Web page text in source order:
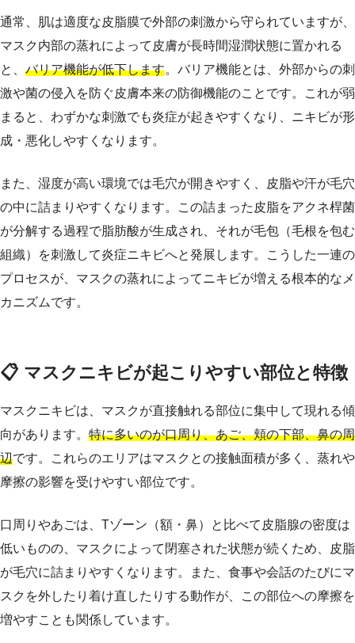
通常、肌は適度な皮脂膜で外部の刺激から守られていますが、
マスク内部の蒸れによって皮膚が長時間湿潤状態に置かれる
と、 バリア機能が低下します。バリア機能とは、外部からの刺
激や菌の侵入を防ぐ皮膚本来の防御機能のことです。これが弱
まると、わずかな刺激でも炎症が起きやすくなり、ニキビが形
成・悪化しやすくなります。
また、湿度が高い環境では毛穴が開きやすく、皮脂や汗が毛穴
の中に詰まりやすくなります。この詰まった皮脂をアクネ桿菌
が分解する過程で脂肪酸が生成され、それが毛包（毛根を包む
組織）を刺激して炎症ニキビへと発展します。こうした一連の
プロセスが、マスクの蒸れによってニキビが増える根本的なメ
カニズムです。
📋 マスクニキビが起こりやすい部位と特徴
マスクニキビは、マスクが直接触れる部位に集中して現れる傾
向があります。 特に多いのが口周り、あご、頬の下部、鼻の周
辺です。これらのエリアはマスクとの接触面積が多く、蒸れや
摩擦の影響を受けやすい部位です。
口周りやあごは、Tゾーン（額・鼻）と比べて皮脂腺の密度は
低いものの、マスクによって閉塞された状態が続くため、皮脂
が毛穴に詰まりやすくなります。また、食事や会話のたびにマ
スクを外したり着け直したりする動作が、この部位への摩擦を
増やすことも関係しています。